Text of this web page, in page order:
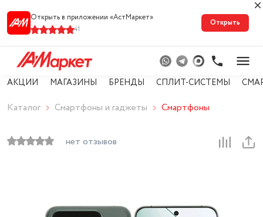
Открыть в приложении «АстМарке‪т‬»
41
Открыть
АКЦИИ МАГАЗИНЫ БРЕНДЫ СПЛИТ-СИСТЕМЫ
Каталог Смартфоны и гаджеты Смартфоны
нет отзывов